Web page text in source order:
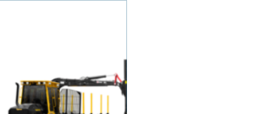
energikostnader. I en tid
där många söker...